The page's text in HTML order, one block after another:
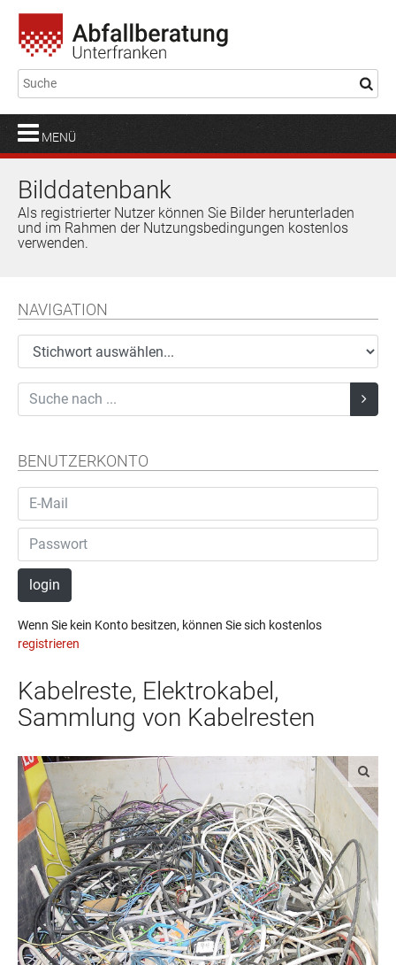
MENÜ
Bilddatenbank
Als registrierter Nutzer können Sie Bilder herunterladen
und im Rahmen der Nutzungsbedingungen kostenlos
verwenden.
NAVIGATION
BENUTZERKONTO
login
Wenn Sie kein Konto besitzen, können Sie sich kostenlos
registrieren
Kabelreste, Elektrokabel,
Sammlung von Kabelresten